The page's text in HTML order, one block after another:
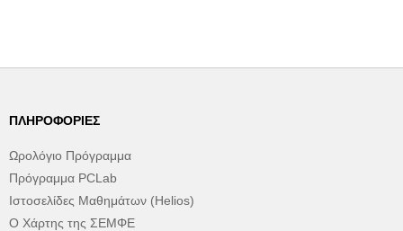
ΠΛΗΡΟΦΟΡΊΕΣ
Ωρολόγιο Πρόγραμμα
Πρόγραμμα PCLab
Ιστοσελίδες Μαθημάτων (Helios)
Ο Χάρτης της ΣΕΜΦΕ